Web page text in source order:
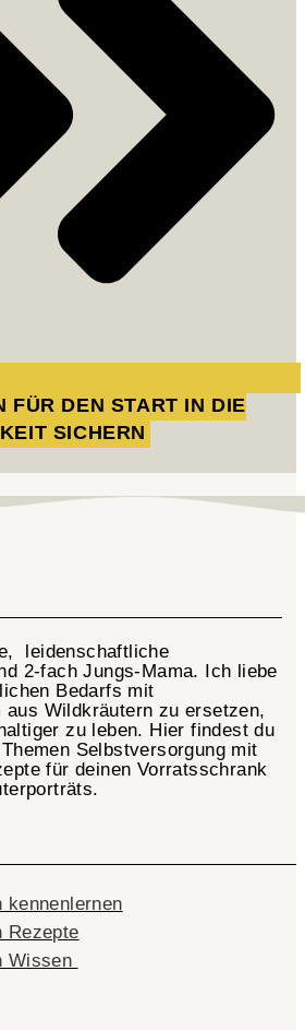
FÜR DEN START IN DIE
SICHERN
leidenschaftliche
2-fachJungs-Mama. Ich liebe
Bedarfs mit
aus Wildkräutern zu ersetzen,
zu leben. Hier findest du
Selbstversorgung mit
für deinen Vorratsschrank
kennenlernen
Rezepte
Wissen